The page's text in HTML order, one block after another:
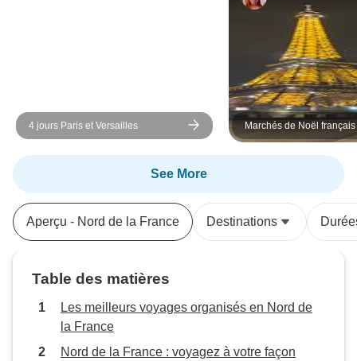
4 jours Paris et Versailles Marchés de Noël français
See More
Aperçu - Nord de la France Destinations
Table des matières
Les meilleurs voyages organisés en Nord de
la France
Nord de la France : voyagez à votre façon